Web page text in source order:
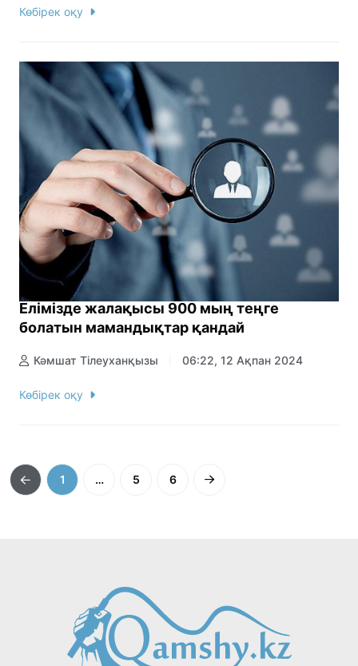
Көбірек оқу
Елімізде жалақысы 900 мың теңге
болатын мамандықтар қандай
Кәмшат Тілеуханқызы 06:22, 12 Ақпан 2024
Көбірек оқу
1 … 5 6